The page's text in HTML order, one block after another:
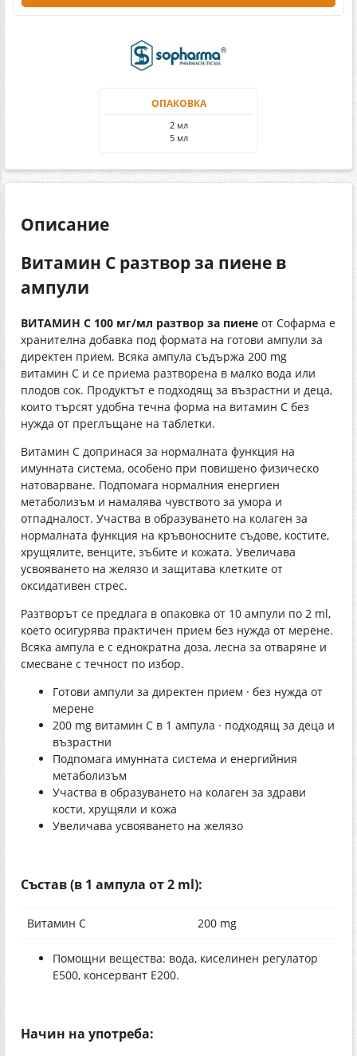
ОПАКОВКА
2 мл
5 мл
Описание
Витамин C разтвор за пиене в
ампули
ВИТАМИН С 100 мг/мл разтвор за пиене от Софарма е
хранителна добавка под формата на готови ампули за
директен прием. Всяка ампула съдържа 200 mg
витамин C и се приема разтворена в малко вода или
плодов сок. Продуктът е подходящ за възрастни и деца,
които търсят удобна течна форма на витамин C без
нужда от преглъщане на таблетки.
Витамин C допринася за нормалната функция на
имунната система, особено при повишено физическо
натоварване. Подпомага нормалния енергиен
метаболизъм и намалява чувството за умора и
отпадналост. Участва в образуването на колаген за
нормалната функция на кръвоносните съдове, костите,
хрущялите, венците, зъбите и кожата. Увеличава
усвояването на желязо и защитава клетките от
оксидативен стрес.
Разтворът се предлага в опаковка от 10 ампули по 2 ml,
което осигурява практичен прием без нужда от мерене.
Всяка ампула е с еднократна доза, лесна за отваряне и
смесване с течност по избор.
Готови ампули за директен прием · без нужда от
мерене
200 mg витамин C в 1 ампула · подходящ за деца и
възрастни
Подпомага имунната система и енергийния
метаболизъм
Участва в образуването на колаген за здрави
кости, хрущяли и кожа
Увеличава усвояването на желязо
Състав (в 1 ампула от 2 ml):
Витамин C 200 mg
Помощни вещества: вода, киселинен регулатор
E500, консервант E200.
Начин на употреба: